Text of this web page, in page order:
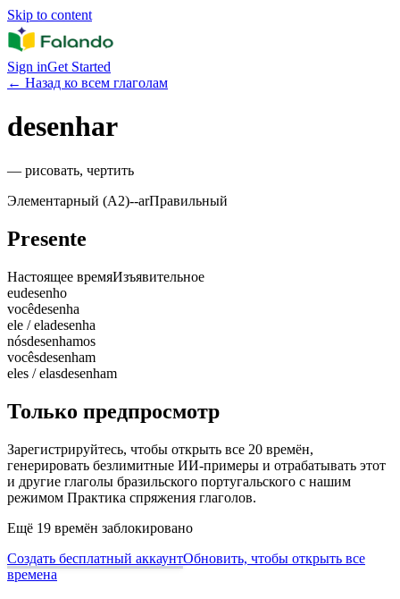
Skip to content
Sign inGet Started
← Назад ко всем глаголам
desenhar
— рисовать, чертить
Элементарный (A2)--arПравильный
Presente
Настоящее времяИзъявительное
eudesenho
vocêdesenha
ele / eladesenha
nósdesenhamos
vocêsdesenham
eles / elasdesenham
Только предпросмотр
Зарегистрируйтесь, чтобы открыть все 20 времён,
генерировать безлимитные ИИ-примеры и отрабатывать этот
и другие глаголы бразильского португальского с нашим
режимом Практика спряжения глаголов.
Ещё 19 времён заблокировано
Создать бесплатный аккаунтОбновить, чтобы открыть все
времена